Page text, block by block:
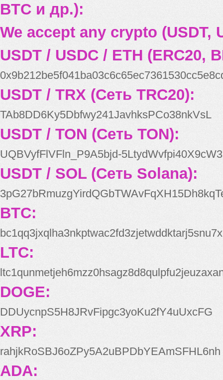
BTC и др.):
We accept any crypto (USDT,
USDT / USDC / ETH (ERC20,
USDT / TRX (Сеть TRC20):
TAb8DD6Ky5Dbfwy241JavhksPCo38nkVsL
USDT / TON (Сеть TON):
UQBVyfFlVFln_P9A5bjd-
USDT / SOL (Сеть Solana):
BTC:
bc1qq3jxqlha3nkptwac2fd3zjetwddktarj5snu7x
LTC:
DOGE:
DDUycnpS5H8JRvFipgc3yoKu2fY4uUxcFG
XRP:
rahjkRoSBJ6oZPy5A2uBPDbYEAmSFHL6nh
ADA: